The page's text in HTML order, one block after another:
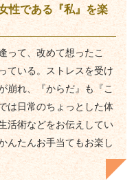
性である『私』を楽
って、改めて想ったこ
ている。ストレスを受け
崩れ、『からだ』も『こ
は日常のちょっとした体
活術などをお伝えしてい
んたんお手当てもお楽し